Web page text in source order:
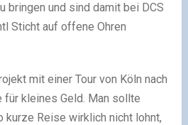
bringen und sind damit bei DCS
Sticht auf offene Ohren
mit einer Tour von Köln nach
für kleines Geld. Man sollte
kurze Reise wirklich nicht lohnt,